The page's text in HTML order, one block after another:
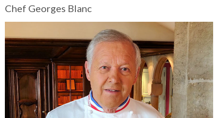
Chef Georges Blanc